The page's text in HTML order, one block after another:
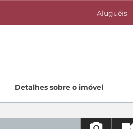
Aluguéis
Investimentos
Quem Somos
Detalhes sobre o imóvel